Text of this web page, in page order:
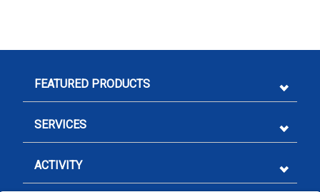
FEATURED PRODUCTS
SERVICES
ACTIVITY